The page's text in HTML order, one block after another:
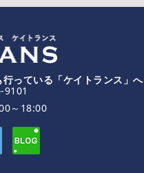
っている「ケイトランス」へ
9101
～18:00